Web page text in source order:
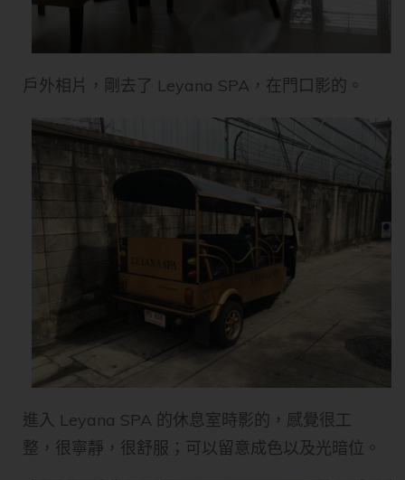
戶外相片，剛去了 Leyana SPA，在門口影的。
進入 Leyana SPA 的休息室時影的，感覺很工
整，很寧靜，很舒服；可以留意成色以及光暗位。